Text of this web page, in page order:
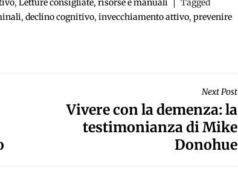
, Letture consigliate, risorse e manuali
Tagged
, declino cognitivo, invecchiamento attivo, prevenire
Next Post
Vivere con la demenza: la
testimonianza di Mike
Donohue